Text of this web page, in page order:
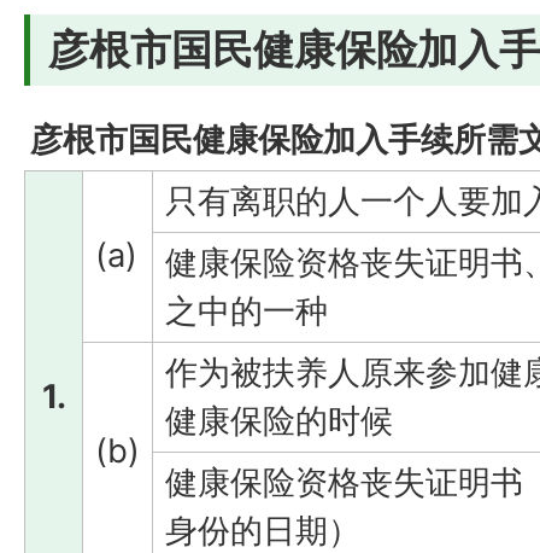
彦根市国民健康保险加入
彦根市国民健康保险加入手续所需
1.
(a)
只有离职的人一个人要加
健康保险资格丧失证明书
之中的一种
(b)
作为被扶养人原来参加健
健康保险的时候
健康保险资格丧失证明书
身份的日期）